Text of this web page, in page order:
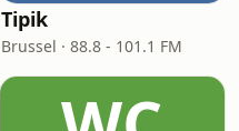
Tipik
Brussel · 88.8 - 101.1 FM